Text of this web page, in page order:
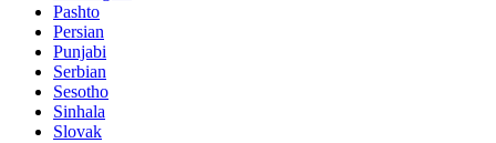
Pashto
Persian
Punjabi
Serbian
Sesotho
Sinhala
Slovak